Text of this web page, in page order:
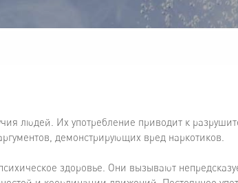
людей. Их употребление приводит к
демонстрирующих вред наркотиков.
здоровье. Они вызывают